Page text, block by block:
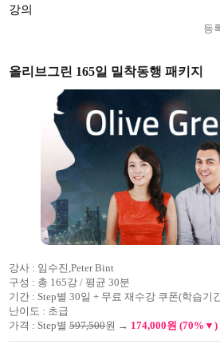
강의
등
올리브그린 165일 밀착동행 패키지
강사 : 임수진,Peter Bint
구성 : 총 165강 / 평균 30분
기간 : Step별 30일 + 무료 재수강 쿠폰(학습기
난이도 : 초급
가격 : Step별 597,500원 → 174,000원 (70%▼)